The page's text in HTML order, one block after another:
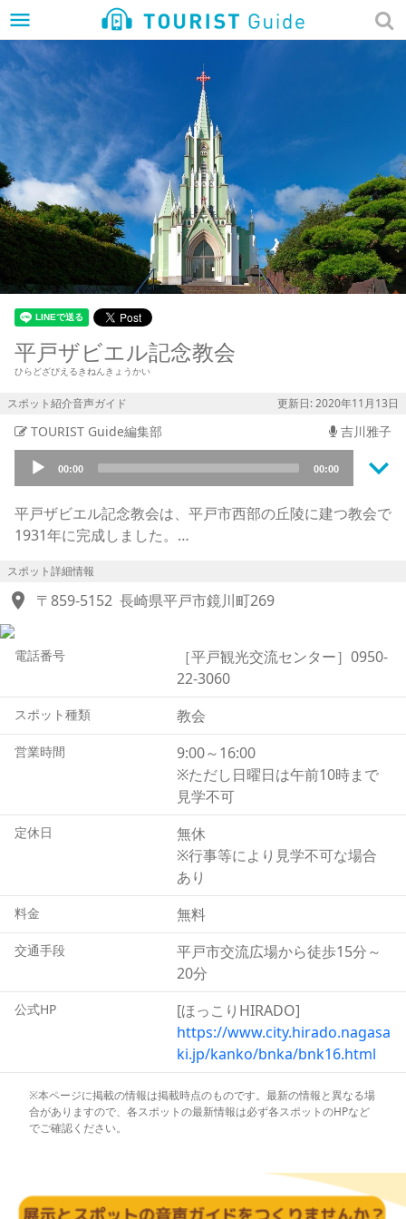
menu
平戸ザビエル記念教会
ひらどざびえるきねんきょうかい
スポット紹介音声ガイド 更新日: 2020年11月13日
TOURIST Guide編集部 吉川雅子
Audio
Player
00:00 00:00 keyboard_arrow_down
平戸ザビエル記念教会は、平戸市西部の丘陵に建つ教会で
1931年に完成しました。
ーンの尖塔とその上部の十字架が荘厳な雰囲気を漂わせて
います。
ャープな景観は青空に美しく映えます。
近隣には由緒ある寺院が並び、教会と寺院のユニークな組
み合わせが、写真の撮影スポットして人気を集めていま
す。
フランシスコザビエルは1549年に初めて日本を訪れ、キ
リスト教とヨーロッパ文化を伝え、その後、京都や中国地
方など諸国大名らと交友しながら、珍しい外国製品を献上
して歓迎されました。
これが功を奏しキリスト教はじわじわと浸透していったと
スポット詳細情報
location_on 〒859-5152 長崎県平戸市鏡川町269
電話番号
［平戸観光交流センター］0950-
22-3060
スポット種類 教会
営業時間
9:00～16:00
※ただし日曜日は午前10時まで
見学不可
定休日
無休
※行事等により見学不可な場合
あり
料金 無料
交通手段
平戸市交流広場から徒歩15分～
20分
公式HP
[ほっこりHIRADO]
https://www.city.hirado.nagasa
ki.jp/kanko/bnka/bnk16.html
※本ページに掲載の情報は掲載時点のものです。最新の情報と異なる場
合がありますので、各スポットの最新情報は必ず各スポットのHPなど
でご確認ください。